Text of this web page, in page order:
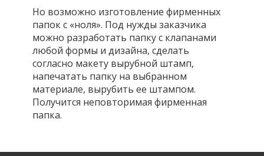
Но возможно изготовление фирменных
папок с «ноля». Под нужды заказчика
можно разработать папку с клапанами
любой формы и дизайна, сделать
согласно макету вырубной штамп,
напечатать папку на выбранном
материале, вырубить ее штампом.
Получится неповторимая фирменная
папка.